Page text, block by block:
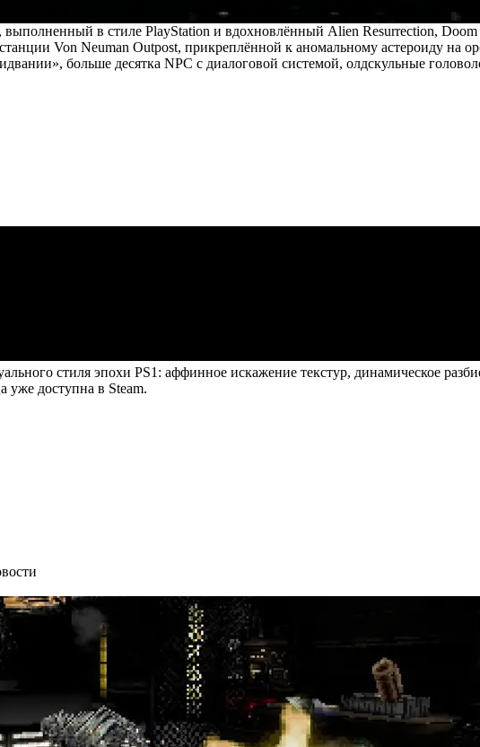
в стиле PlayStation и вдохновлённый Alien Resurrection, Doom
Von Neuman Outpost, прикреплённой к аномальному астероиду на
больше десятка NPC с диалоговой системой, олдскульные
стиля эпохи PS1: аффинное искажение текстур, динамическое
уже доступна в Steam.